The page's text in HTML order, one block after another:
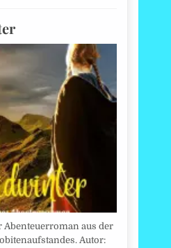
Abenteuerroman aus der
Autor: